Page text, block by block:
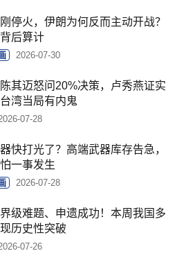
停火，伊朗为何反而主动开战？
后算计
2026-07-30
其迈怒问20%决策，卢秀燕证实
湾当局有内鬼
07-28
快打光了？高端武器库存告急，
一事发生
2026-07-28
级难题、申遗成功！本周我国多
历史性突破
07-26